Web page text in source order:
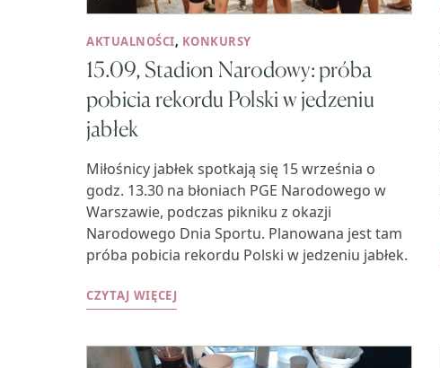
AKTUALNOŚCI, KONKURSY
15.09, Stadion Narodowy: próba
pobicia rekordu Polski w jedzeniu
jabłek
Miłośnicy jabłek spotkają się 15 września o
godz. 13.30 na błoniach PGE Narodowego w
Warszawie, podczas pikniku z okazji
Narodowego Dnia Sportu. Planowana jest tam
próba pobicia rekordu Polski w jedzeniu jabłek.
CZYTAJ WIĘCEJ